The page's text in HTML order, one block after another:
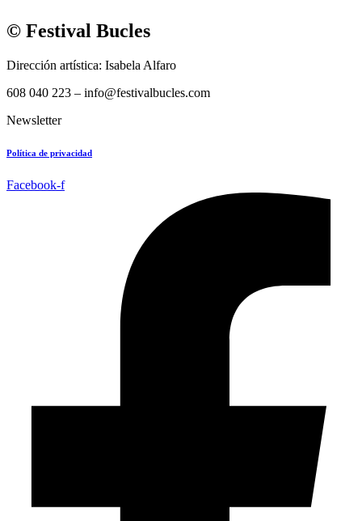
© Festival Bucles
Dirección artística: Isabela Alfaro
608 040 223 – info@festivalbucles.com
Newsletter
Política de privacidad
Facebook-f